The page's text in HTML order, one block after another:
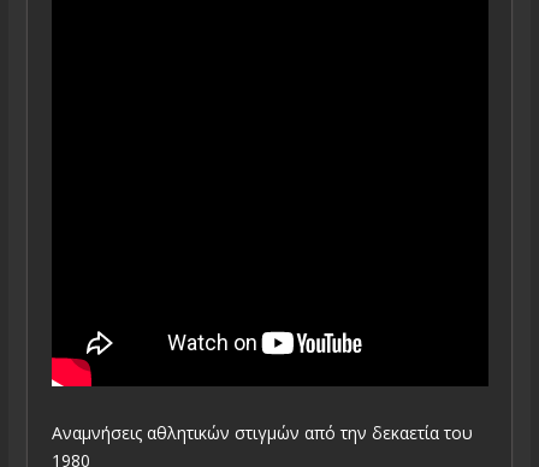
Αναμνήσεις αθλητικών στιγμών από την δεκαετία του
1980